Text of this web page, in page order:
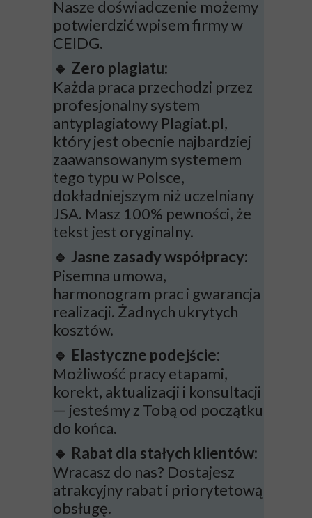
Nasze doświadczenie możemy
potwierdzić wpisem firmy w
CEIDG.
🔹 Zero plagiatu:
Każda praca przechodzi przez
profesjonalny system
antyplagiatowy Plagiat.pl,
który jest obecnie najbardziej
zaawansowanym systemem
tego typu w Polsce,
dokładniejszym niż uczelniany
JSA. Masz 100% pewności, że
tekst jest oryginalny.
🔹 Jasne zasady współpracy:
Pisemna umowa,
harmonogram prac i gwarancja
realizacji. Żadnych ukrytych
kosztów.
🔹 Elastyczne podejście:
Możliwość pracy etapami,
korekt, aktualizacji i konsultacji
— jesteśmy z Tobą od początku
do końca.
🔹 Rabat dla stałych klientów:
Wracasz do nas? Dostajesz
atrakcyjny rabat i priorytetową
obsługę.